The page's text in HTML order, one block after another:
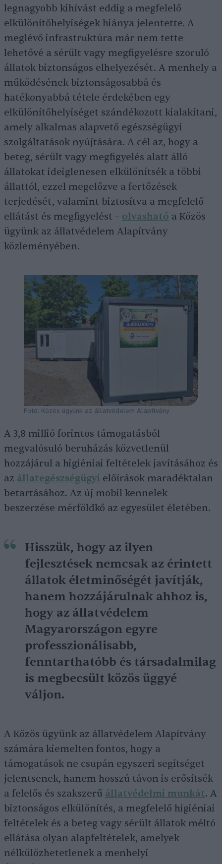
legnagyobb kihívást eddig a megfelelő
elkülönítőhelyiségek hiánya jelentette. A
meglévő infrastruktúra már nem tette
lehetővé a sérült vagy megfigyelésre szoruló
állatok biztonságos elhelyezését. A menhely a
működésének biztonságosabbá és
hatékonyabbá tétele érdekében egy
elkülönítőhelyiséget szándékozott kialakítani,
amely alkalmas alapvető egészségügyi
szolgáltatások nyújtására. A cél az, hogy a
beteg, sérült vagy megfigyelés alatt álló
állatokat ideiglenesen elkülönítsék a többi
állattól, ezzel megelőzve a fertőzések
terjedését, valamint biztosítva a megfelelő
ellátást és megfigyelést – olvasható a Közös
ügyünk az állatvédelem Alapítvány
közleményében.
Fotó: Közös ügyünk az állatvédelem Alapítvány
A 3,8 millió forintos támogatásból
megvalósuló beruházás közvetlenül
hozzájárul a higiéniai feltételek javításához és
az állategészségügyi előírások maradéktalan
betartásához. Az új mobil kennelek
beszerzése mérföldkő az egyesület életében.
Hisszük, hogy az ilyen
fejlesztések nemcsak az érintett
állatok életminőségét javítják,
hanem hozzájárulnak ahhoz is,
hogy az állatvédelem
Magyarországon egyre
professzionálisabb,
fenntarthatóbb és társadalmilag
is megbecsült közös üggyé
váljon.
A Közös ügyünk az állatvédelem Alapítvány
számára kiemelten fontos, hogy a
támogatások ne csupán egyszeri segítséget
jelentsenek, hanem hosszú távon is erősítsék
a felelős és szakszerű állatvédelmi munkát. A
biztonságos elkülönítés, a megfelelő higiéniai
feltételek és a beteg vagy sérült állatok méltó
ellátása olyan alapfeltételek, amelyek
nélkülözhetetlenek a menhelyi